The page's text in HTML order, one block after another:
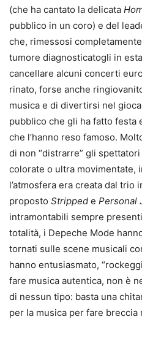
(che ha cantato la delicata
pubblico in un coro) e del
che, rimessosi
tumore diagnosticatogli in
cancellare alcuni concerti
rinato, forse anche
musica e di divertirsi nel
pubblico che gli ha fatto
che l’hanno reso famoso.
di non “distrarre” gli
colorate o ultra movimentate,
l’atmosfera era creata dal trio
proposto Stripped e Personal
intramontabili sempre
totalità, i Depeche Mode
tornati sulle scene musicali
hanno entusiasmato,
fare musica autentica, non è
di nessun tipo: basta una
per la musica per fare breccia